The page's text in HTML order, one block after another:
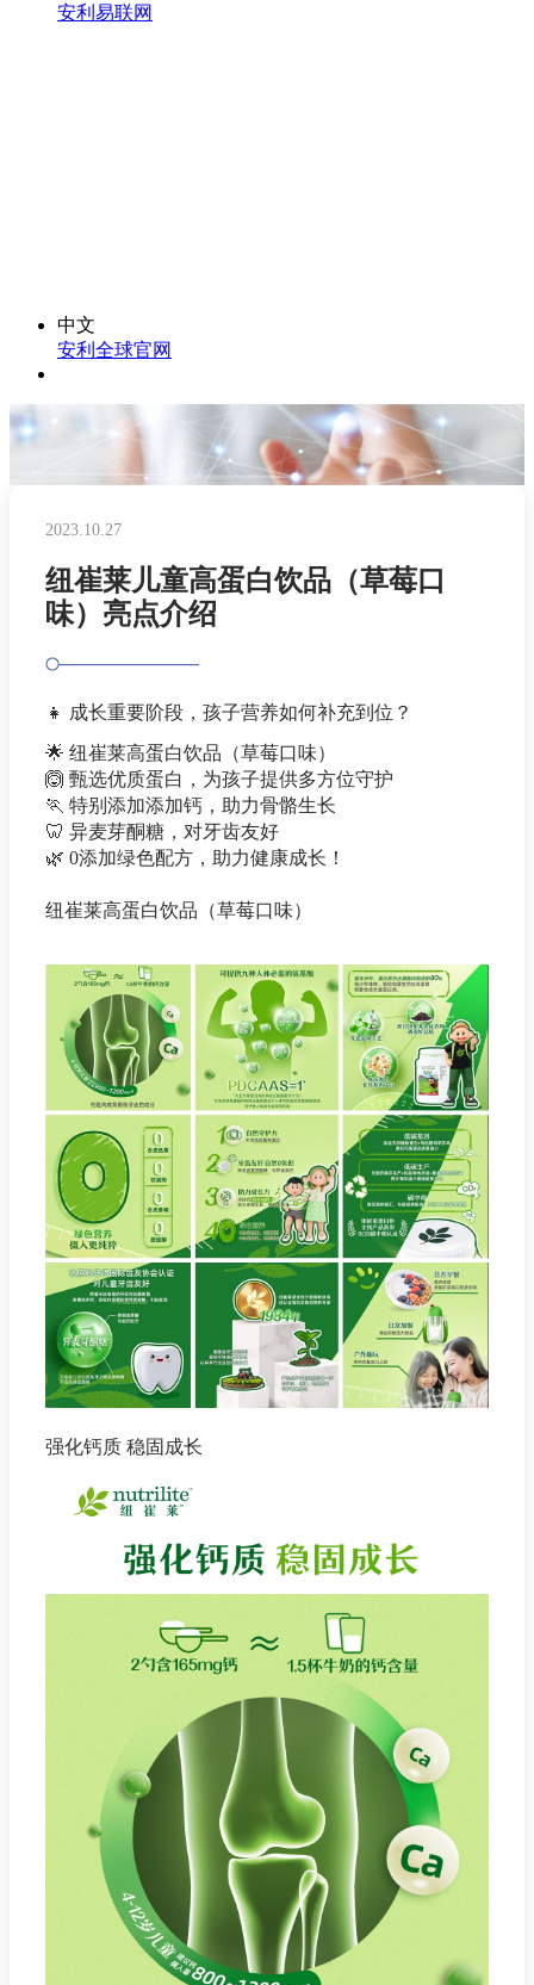
安利易联网
中文
安利全球官网
2023.10.27
纽崔莱儿童高蛋白饮品（草莓口
味）亮点介绍
👧
成长重要阶段，孩子营养如何补充到位？
🌟 纽崔莱高蛋白饮品（草莓口味）
🙆 甄选优质蛋白，为孩子提供多方位守护
🏃 特别添加添加钙，助力骨骼生长
🦷 异麦芽酮糖，对牙齿友好
🌿 0添加绿色配方，助力健康成长！
纽崔莱高蛋白饮品（草莓口味）
强化钙质 稳固成长